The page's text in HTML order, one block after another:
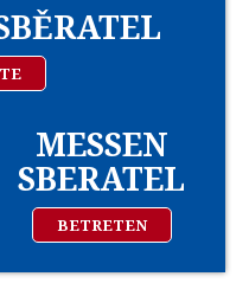
MESSEN
SBERATEL
BETRETEN